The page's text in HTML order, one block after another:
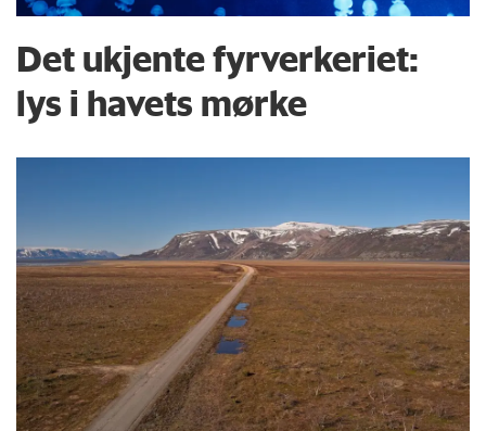
Det ukjente fyrverkeriet:
lys i havets mørke